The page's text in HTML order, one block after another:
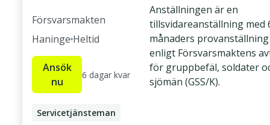
Försvarsmakten
Haninge Heltid
Ansök
nu
6 dagar kvar
Servicetjänsteman
Anställningen är en
tillsvidareanställning med
månaders provanställning
enligt Försvarsmaktens
för gruppbefäl, soldater
sjömän (GSS/K).